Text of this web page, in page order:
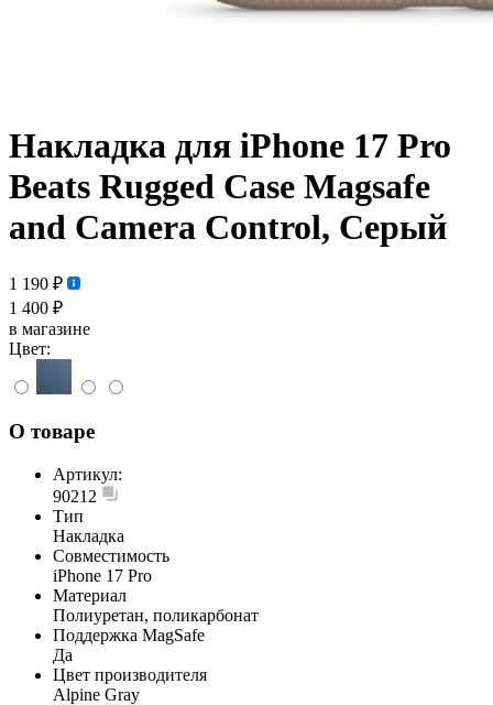
Накладка для iPhone 17 Pro
Beats Rugged Case Magsafe
and Camera Control, Серый
1 190 ₽
1 400 ₽
в магазине
Цвет:
О товаре
Артикул:
90212
Тип
Накладка
Совместимость
iPhone 17 Pro
Материал
Полиуретан, поликарбонат
Поддержка MagSafe
Да
Цвет производителя
Alpine Gray